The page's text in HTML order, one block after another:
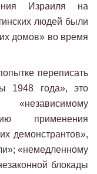
Израиля на
людей были
домов» во время
переписать
1948 года», это
применения
демонстрантов»,
«немедленному
блокады